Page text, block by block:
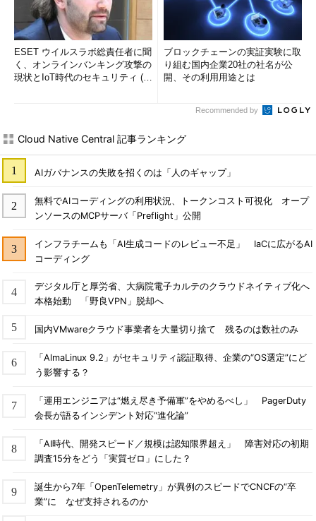
ESET ウイルスラボ総責任者に聞
く、オンラインバンキング攻撃の
現状とIoT時代のセキュリティ (1/
ブロックチェーンの実証実験に取
り組む国内企業20社の社名が公
開、その利用用途とは
Recommended by
Cloud Native Central 記事ランキング
AIガバナンスの失敗を招くのは「人のギャップ」
無料でAIコーディングの利用状況、トークンコスト可視化 オープ
ンソースのMCPサーバ「Preflight」公開
インフラチームも「AI生成コードのレビュー不足」 IaCに広がるAI
コーディング
デジタル庁と厚労省、大病院電子カルテのクラウドネイティブ化へ
本格始動 「野良VPN」脱却へ
国内VMwareクラウド事業者を大量切り捨て 残るのは数社のみ
「AlmaLinux 9.2」がセキュリティ認証取得、企業の“OS選定”にど
う影響する？
「運用エンジニアは“燃え尽き予備軍”をやめるべし」 PagerDuty
会長が語るインシデント対応“進化論”
「AI時代、開発スピード／規模は認知限界超え」 障害対応の初期
調査15分をどう「実質ゼロ」にした？
誕生から7年「OpenTelemetry」が異例のスピードでCNCFの“卒
業”に なぜ支持されるのか